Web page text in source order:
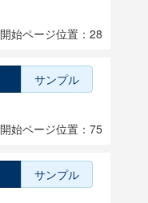
開始ページ位置：28
サンプル
開始ページ位置：75
サンプル